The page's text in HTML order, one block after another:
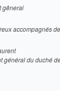
gênerai
accompagnés
général du duché